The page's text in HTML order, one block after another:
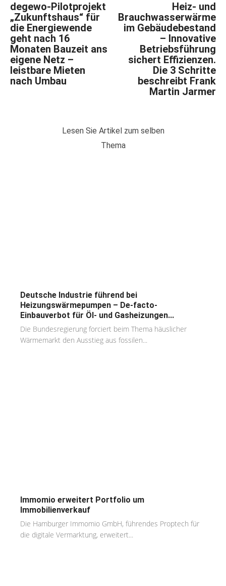
degewo-Pilotprojekt
„Zukunftshaus“ für
die Energiewende
geht nach 16
Monaten Bauzeit ans
eigene Netz –
leistbare Mieten
nach Umbau
Heiz- und
Brauchwasserwärme
im Gebäudebestand
– Innovative
Betriebsführung
sichert Effizienzen.
Die 3 Schritte
beschreibt Frank
Martin Jarmer
Lesen Sie Artikel zum selben
Thema
Deutsche Industrie führend bei
Heizungswärmepumpen – De-facto-
Einbauverbot für Öl- und Gasheizungen...
Die Bundesregierung forciert beim Thema häuslicher
Wärmemarkt den Ausstieg aus fossilen...
Immomio erweitert Portfolio um
Immobilienverkauf
Die Hamburger Immomio GmbH, führendes Proptech für
die digitale Vermarktung, erweitert...